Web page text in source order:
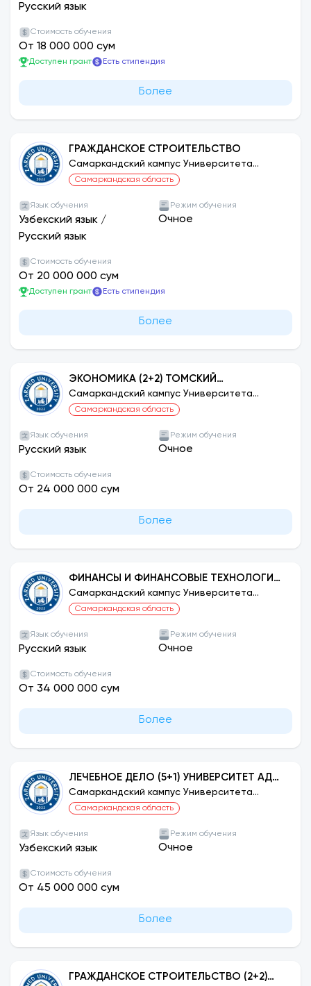
Русский язык
Стоимость обучения
От 18 000 000 сум
Доступен грант Есть стипендия
Более
ГРАЖДАНСКОЕ СТРОИТЕЛЬСТВО
Самаркандский кампус Университета
ЗАРМЕД
Самаркандская область
Язык обучения
Узбекский язык /
Русский язык
Режим обучения
Очное
Стоимость обучения
От 20 000 000 сум
Доступен грант Есть стипендия
Более
ЭКОНОМИКА (2+2) ТОМСКИЙ
ГОСУДАРСТВЕННЫЙ УНИВЕРСИТЕТ,
РОССИЯ
Самаркандский кампус Университета
ЗАРМЕД
Самаркандская область
Язык обучения
Русский язык
Режим обучения
Очное
Стоимость обучения
От 24 000 000 сум
Более
ФИНАНСЫ И ФИНАНСОВЫЕ ТЕХНОЛОГИИ
(2+1+1) ТАМБОВСКИЙ ГОСУДАРСТВЕННЫЙ
УНИВЕРСИТЕТ, РОССИЯ
Самаркандский кампус Университета
ЗАРМЕД
Самаркандская область
Язык обучения
Русский язык
Режим обучения
Очное
Стоимость обучения
От 34 000 000 сум
Более
ЛЕЧЕБНОЕ ДЕЛО (5+1) УНИВЕРСИТЕТ АДЫ
КЕНТ, ТУРЦИЯ
Самаркандский кампус Университета
ЗАРМЕД
Самаркандская область
Язык обучения
Узбекский язык
Режим обучения
Очное
Стоимость обучения
От 45 000 000 сум
Более
ГРАЖДАНСКОЕ СТРОИТЕЛЬСТВО (2+2)